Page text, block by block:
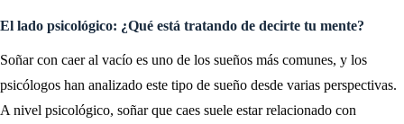
El lado psicológico: ¿Qué está tratando de decirte tu mente?
Soñar con caer al vacío es uno de los sueños más comunes, y los
psicólogos han analizado este tipo de sueño desde varias perspectivas.
A nivel psicológico, soñar que caes suele estar relacionado con